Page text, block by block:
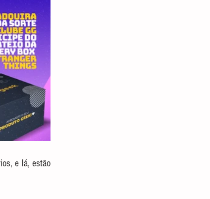
e lá, estão